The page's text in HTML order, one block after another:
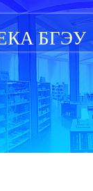
БГЭУ